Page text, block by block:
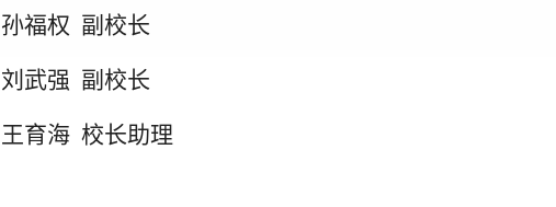
孙福权 副校长
刘武强 副校长
王育海 校长助理